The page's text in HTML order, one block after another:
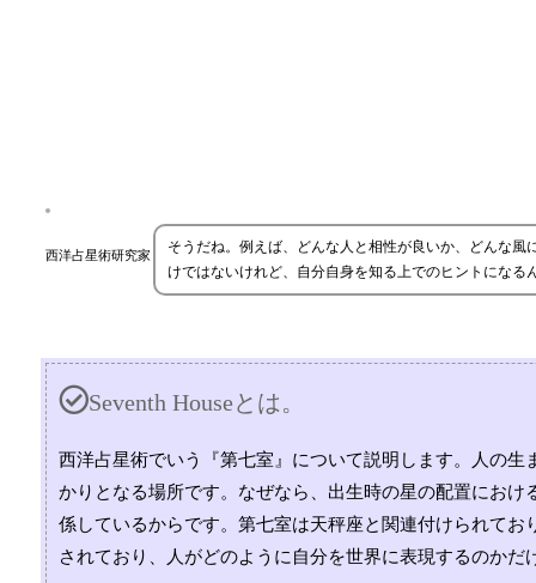
西洋占星術研究家
そうだね。例えば、どんな人と相性が良いか、どんな
けではないけれど、自分自身を知る上でのヒントになる
Seventh Houseとは。
西洋占星術でいう『第七室』について説明します。人の
かりとなる場所です。なぜなら、出生時の星の配置にお
係しているからです。第七室は天秤座と関連付けられて
されており、人がどのように自分を世界に表現するのか